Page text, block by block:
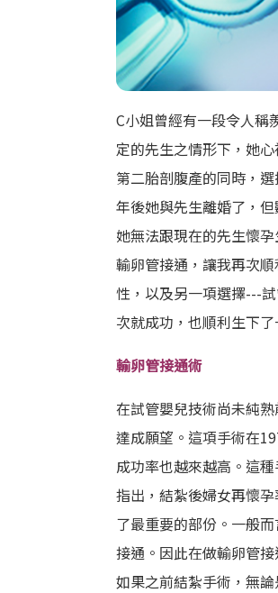
C小姐曾經有一段令人稱
定的先生之情形下，她
第二胎剖腹產的同時，
年後她與先生離婚了，
她無法跟現在的先生懷
輸卵管接通，讓我再次
性，以及另一項選擇---
次就成功，也順利生下
輸卵管接通術
在試管嬰兒技術尚未純
達成願望。這項手術在
成功率也越來越高。這
指出，結紮後婦女再懷
了最重要的部份。一般
接通。因此在做輸卵管
如果之前結紮手術，無